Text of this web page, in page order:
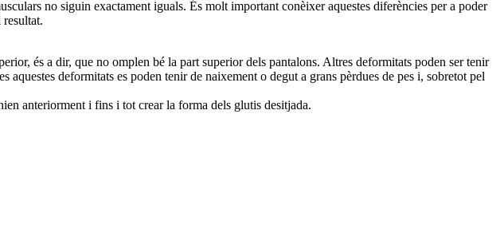
no siguin exactament iguals. És molt important conèixer aquestes diferències per a poder
resultat.
és a dir, que no omplen bé la part superior dels pantalons. Altres deformitats poden ser tenir
deformitats es poden tenir de naixement o degut a grans pèrdues de pes i, sobretot pel
anteriorment i fins i tot crear la forma dels glutis desitjada.